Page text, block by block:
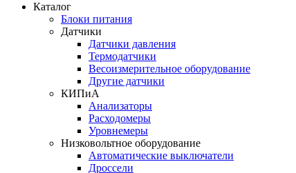
Каталог
Блоки питания
Датчики
Датчики давления
Термодатчики
Весоизмерительное оборудование
Другие датчики
КИПиА
Анализаторы
Расходомеры
Уровнемеры
Низковольтное оборудование
Автоматические выключатели
Дроссели